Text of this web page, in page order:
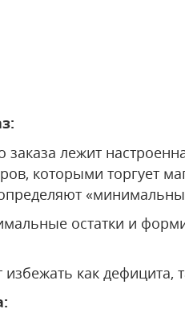
лежит
которыми торгует
остатки и
как дефицита,